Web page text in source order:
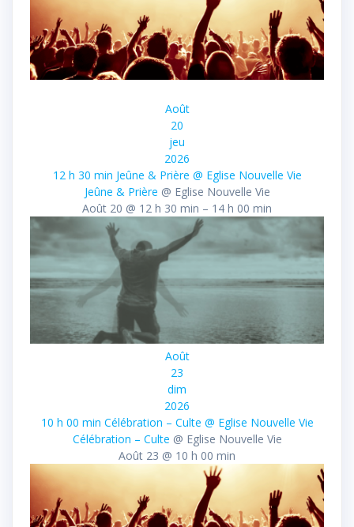
Août
20
jeu
2026
12 h 30 min Jeûne & Prière @ Eglise Nouvelle Vie
Jeûne & Prière @ Eglise Nouvelle Vie
Août 20 @ 12 h 30 min – 14 h 00 min
Août
23
dim
2026
10 h 00 min Célébration – Culte @ Eglise Nouvelle Vie
Célébration – Culte @ Eglise Nouvelle Vie
Août 23 @ 10 h 00 min